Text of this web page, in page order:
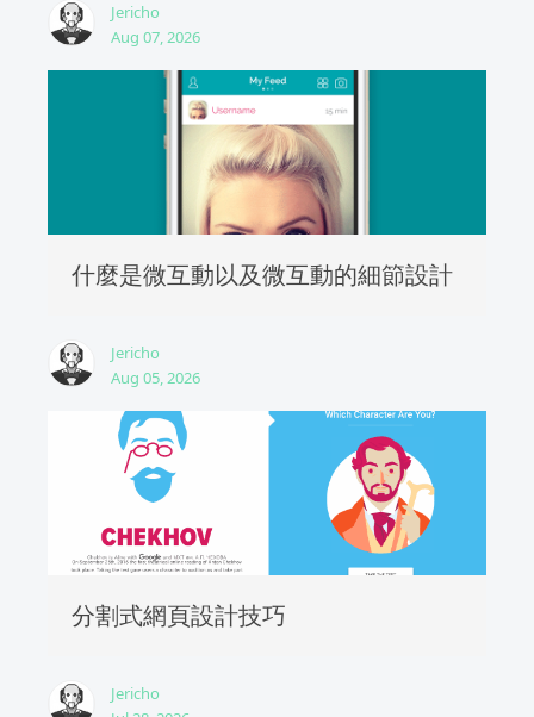
Jericho
Aug 07, 2026
什麼是微互動以及微互動的細節設計
Jericho
Aug 05, 2026
分割式網頁設計技巧
Jericho